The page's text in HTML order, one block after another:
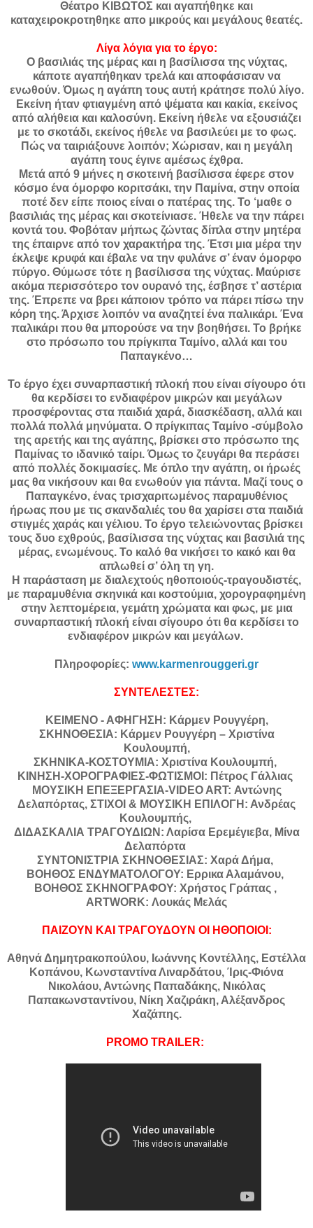
Θέατρο ΚΙΒΩΤΟΣ και αγαπήθηκε και
καταχειροκροτηθηκε απο μικρούς και μεγάλους θεατές.
Λίγα λόγια για το έργο:
Ο βασιλιάς της μέρας και η βασίλισσα της νύχτας,
κάποτε αγαπήθηκαν τρελά και αποφάσισαν να
ενωθούν. Όμως η αγάπη τους αυτή κράτησε πολύ λίγο.
Εκείνη ήταν φτιαγμένη από ψέματα και κακία, εκείνος
από αλήθεια και καλοσύνη. Εκείνη ήθελε να εξουσιάζει
με το σκοτάδι, εκείνος ήθελε να βασιλεύει με το φως.
Πώς να ταιριάξουνε λοιπόν; Χώρισαν, και η μεγάλη
αγάπη τους έγινε αμέσως έχθρα.
Μετά από 9 μήνες η σκοτεινή βασίλισσα έφερε στον
κόσμο ένα όμορφο κοριτσάκι, την Παμίνα, στην οποία
ποτέ δεν είπε ποιος είναι ο πατέρας της. Το ‘μαθε ο
βασιλιάς της μέρας και σκοτείνιασε. Ήθελε να την πάρει
κοντά του. Φοβόταν μήπως ζώντας δίπλα στην μητέρα
της έπαιρνε από τον χαρακτήρα της. Έτσι μια μέρα την
έκλεψε κρυφά και έβαλε να την φυλάνε σ’ έναν όμορφο
πύργο. Θύμωσε τότε η βασίλισσα της νύχτας. Μαύρισε
ακόμα περισσότερο τον ουρανό της, έσβησε τ’ αστέρια
της. Έπρεπε να βρει κάποιον τρόπο να πάρει πίσω την
κόρη της. Άρχισε λοιπόν να αναζητεί ένα παλικάρι. Ένα
παλικάρι που θα μπορούσε να την βοηθήσει. Το βρήκε
στο πρόσωπο του πρίγκιπα Ταμίνο, αλλά και του
Παπαγκένο…
Το έργο έχει συναρπαστική πλοκή που είναι σίγουρο ότι
θα κερδίσει το ενδιαφέρον μικρών και μεγάλων
προσφέροντας στα παιδιά χαρά, διασκέδαση, αλλά και
πολλά πολλά μηνύματα. Ο πρίγκιπας Ταμίνο -σύμβολο
της αρετής και της αγάπης, βρίσκει στο πρόσωπο της
Παμίνας το ιδανικό ταίρι. Όμως το ζευγάρι θα περάσει
από πολλές δοκιμασίες. Με όπλο την αγάπη, οι ήρωές
μας θα νικήσουν και θα ενωθούν για πάντα. Μαζί τους ο
Παπαγκένο, ένας τρισχαριτωμένος παραμυθένιος
ήρωας που με τις σκανδαλιές του θα χαρίσει στα παιδιά
στιγμές χαράς και γέλιου. Το έργο τελειώνοντας βρίσκει
τους δυο εχθρούς, βασίλισσα της νύχτας και βασιλιά της
μέρας, ενωμένους. Το καλό θα νικήσει το κακό και θα
απλωθεί σ’ όλη τη γη.
Η παράσταση με διαλεχτούς ηθοποιούς-τραγουδιστές,
με παραμυθένια σκηνικά και κοστούμια, χορογραφημένη
στην λεπτομέρεια, γεμάτη χρώματα και φως, με μια
συναρπαστική πλοκή είναι σίγουρο ότι θα κερδίσει το
ενδιαφέρον μικρών και μεγάλων.
Πληροφορίες: www.karmenrouggeri.gr
ΣΥΝΤΕΛΕΣΤΕΣ:
ΚΕΙΜΕΝΟ - ΑΦΗΓΗΣΗ: Κάρμεν Ρουγγέρη,
ΣΚΗΝΟΘΕΣΙΑ: Κάρμεν Ρουγγέρη – Χριστίνα
Κουλουμπή,
ΣΚΗΝΙΚΑ-ΚΟΣΤΟΥΜΙΑ: Χριστίνα Κουλουμπή,
ΚΙΝΗΣΗ-ΧΟΡΟΓΡΑΦΙΕΣ-ΦΩΤΙΣΜΟΙ: Πέτρος Γάλλιας
ΜΟΥΣΙΚΗ ΕΠΕΞΕΡΓΑΣΙΑ-VIDEO ART: Αντώνης
Δελαπόρτας, ΣΤΙΧΟΙ & ΜΟΥΣΙΚΗ ΕΠΙΛΟΓΗ: Ανδρέας
Κουλουμπής,
ΔΙΔΑΣΚΑΛΙΑ ΤΡΑΓΟΥΔΙΩΝ: Λαρίσα Ερεμέγιεβα, Μίνα
Δελαπόρτα
ΣΥΝΤΟΝΙΣΤΡΙΑ ΣΚΗΝΟΘΕΣΙΑΣ: Χαρά Δήμα,
ΒΟΗΘΟΣ ΕΝΔΥΜΑΤΟΛΟΓΟΥ: Ερρικα Αλαμάνου,
ΒΟΗΘΟΣ ΣΚΗΝΟΓΡΑΦΟΥ: Χρήστος Γράπας ,
ARTWORK: Λουκάς Μελάς
ΠΑΙΖΟΥΝ ΚΑΙ ΤΡΑΓΟΥΔΟΥΝ ΟΙ ΗΘΟΠΟΙΟΙ:
Αθηνά Δημητρακοπούλου, Ιωάννης Κοντέλλης, Εστέλλα
Κοπάνου, Κωνσταντίνα Λιναρδάτου, Ίρις-Φιόνα
Νικολάου, Αντώνης Παπαδάκης, Νικόλας
Παπακωνσταντίνου, Νίκη Χαζιράκη, Αλέξανδρος
Χαζάπης.
PROMO TRAILER: